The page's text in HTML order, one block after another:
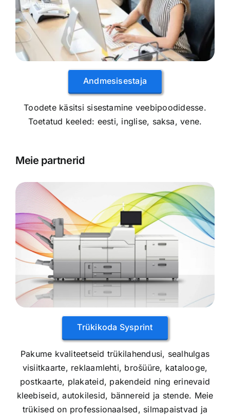
Andmesisestaja
Toodete käsitsi sisestamine veebipoodidesse.
Toetatud keeled: eesti, inglise, saksa, vene.
Meie partnerid
Trükikoda Sysprint
Pakume kvaliteetseid trükilahendusi, sealhulgas
visiitkaarte, reklaamlehti, brošüüre, katalooge,
postkaarte, plakateid, pakendeid ning erinevaid
kleebiseid, autokilesid, bännereid ja stende. Meie
trükised on professionaalsed, silmapaistvad ja